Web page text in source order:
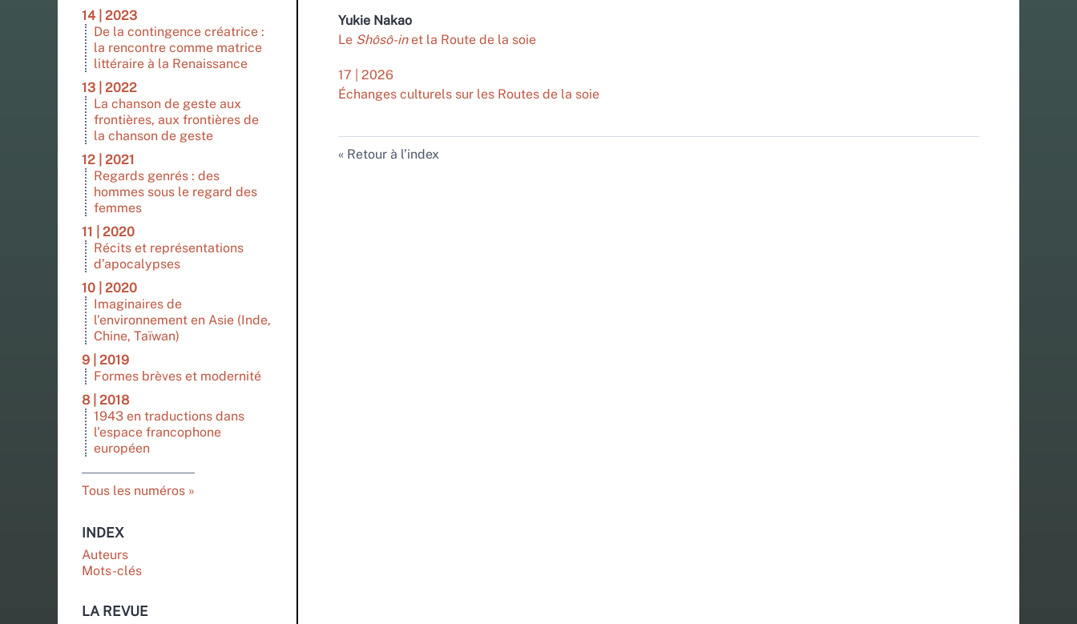
14 | 2023
De la contingence créatrice :
la rencontre comme matrice
littéraire à la Renaissance
13 | 2022
La chanson de geste aux
frontières, aux frontières de
la chanson de geste
12 | 2021
Regards genrés : des
hommes sous le regard des
femmes
11 | 2020
Récits et représentations
d’apocalypses
10 | 2020
Imaginaires de
l’environnement en Asie (Inde,
Chine, Taïwan)
9 | 2019
Formes brèves et modernité
8 | 2018
1943 en traductions dans
l’espace francophone
européen
Tous les numéros
INDEX
Auteurs
Mots-clés
LA REVUE
Yukie Nakao
Le Shôsô-inet la Route de la soie
17 | 2026
Échanges culturels sur les Routes de la soie
Retour à l’index